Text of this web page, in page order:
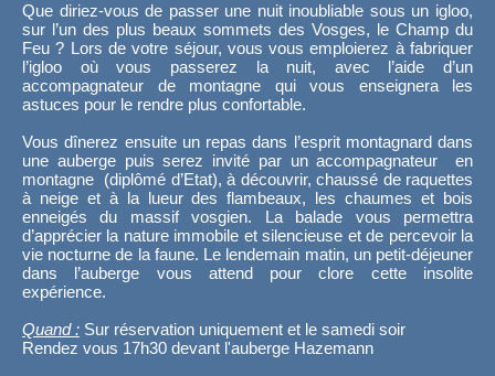
Que diriez-vous de passer une nuit inoubliable sous un igloo,
sur l’un des plus beaux sommets des Vosges, le Champ du
Feu ? Lors de votre séjour, vous vous emploierez à fabriquer
l’igloo où vous passerez la nuit, avec l’aide d’un
accompagnateur de montagne qui vous enseignera les
astuces pour le rendre plus confortable.
Vous dînerez ensuite un repas dans l’esprit montagnard dans
une auberge puis serez invité par un accompagnateur en
montagne (diplômé d’Etat), à découvrir, chaussé de raquettes
à neige et à la lueur des flambeaux, les chaumes et bois
enneigés du massif vosgien. La balade vous permettra
d’apprécier la nature immobile et silencieuse et de percevoir la
vie nocturne de la faune. Le lendemain matin, un petit-déjeuner
dans l’auberge vous attend pour clore cette insolite
expérience.
Quand : Sur réservation uniquement et le samedi soir
Rendez vous 17h30 devant l'auberge Hazemann